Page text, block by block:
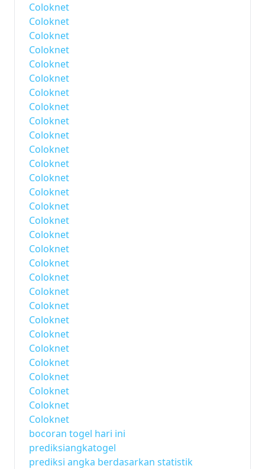
Coloknet
Coloknet
Coloknet
Coloknet
Coloknet
Coloknet
Coloknet
Coloknet
Coloknet
Coloknet
Coloknet
Coloknet
Coloknet
Coloknet
Coloknet
Coloknet
Coloknet
Coloknet
Coloknet
Coloknet
Coloknet
Coloknet
Coloknet
Coloknet
Coloknet
Coloknet
Coloknet
Coloknet
Coloknet
Coloknet
bocoran togel hari ini
prediksiangkatogel
prediksi angka berdasarkan statistik